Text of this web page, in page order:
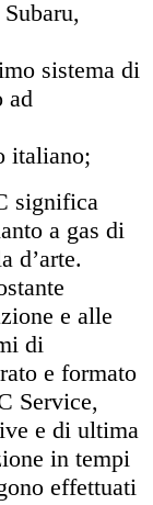
sistema di
ad
italiano;
significa
a gas di
d’arte.
e alle
di
e formato
Service,
e di ultima
in tempi
effettuati